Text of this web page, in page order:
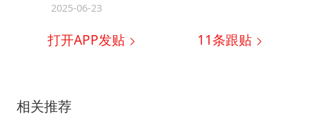
2025-06-23
打开APP发贴 11条跟贴
相关推荐